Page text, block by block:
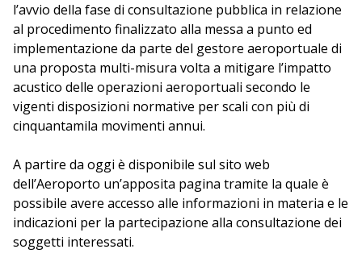
l’avvio della fase di consultazione pubblica in relazione
al procedimento finalizzato alla messa a punto ed
implementazione da parte del gestore aeroportuale di
una proposta multi-misura volta a mitigare l’impatto
acustico delle operazioni aeroportuali secondo le
vigenti disposizioni normative per scali con più di
cinquantamila movimenti annui.
A partire da oggi è disponibile sul sito web
dell’Aeroporto un’apposita pagina tramite la quale è
possibile avere accesso alle informazioni in materia e le
indicazioni per la partecipazione alla consultazione dei
soggetti interessati.